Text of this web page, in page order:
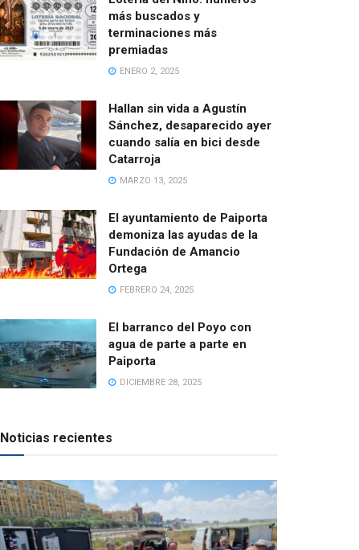
más buscados y
terminaciones más
premiadas
ENERO 2, 2025
Hallan sin vida a Agustín
Sánchez, desaparecido ayer
cuando salía en bici desde
Catarroja
MARZO 13, 2025
El ayuntamiento de Paiporta
demoniza las ayudas de la
Fundación de Amancio
Ortega
FEBRERO 24, 2025
El barranco del Poyo con
agua de parte a parte en
Paiporta
DICIEMBRE 28, 2025
Noticias recientes